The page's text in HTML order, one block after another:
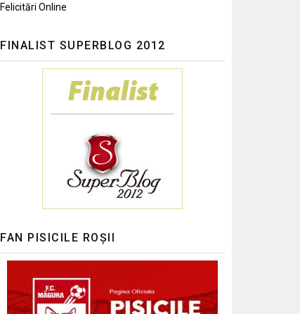
Felicitări Online
FINALIST SUPERBLOG 2012
FAN PISICILE ROȘII